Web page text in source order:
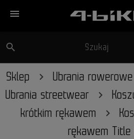
menu
search Szukaj
Sklep
Ubrania
Ubrania streetwear
krótkim rękawem
rękawem Title